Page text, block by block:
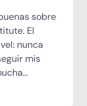
medicina!»
sobre
El
nunca
mis
es lo que